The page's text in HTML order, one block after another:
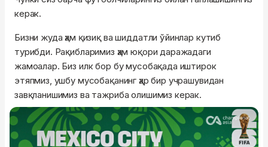
керак.
Бизни жуда ҳам қизиқ ва шиддатли ўйинлар кутиб
турибди. Рақибларимиз ҳам юқори даражадаги
жамоалар. Биз илк бор бу мусобақада иштирок
этяпмиз, ушбу мусобақанинг ҳар бир учрашувидан
завқланишимиз ва тажриба олишимиз керак.